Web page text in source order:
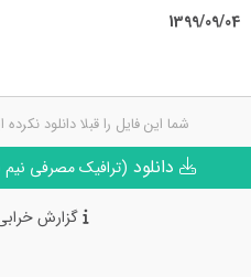
1399/09/04
شما این فایل را قبلا دانلود نکرده
(ترافیک مصرفی نیم
گزارش